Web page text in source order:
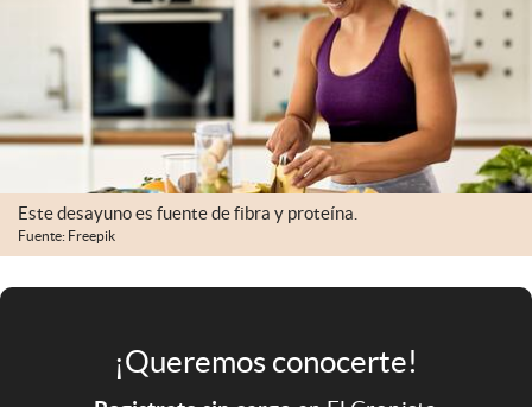
Mundial 2026
Eventos Corporativos
El Cronista Studio
Mediakit
abre en nueva pestaña
Argentina
Este desayuno es fuente de fibra y proteína.
Fuente: Freepik
¡Queremos conocerte!